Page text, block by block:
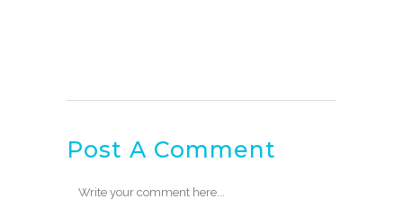
Post A Comment